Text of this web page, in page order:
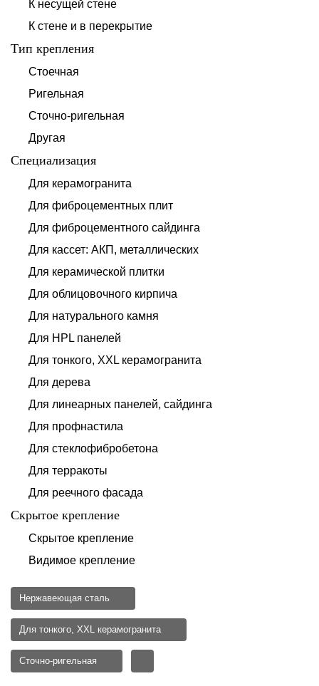
К несущей стене
К стене и в перекрытие
Тип крепления
Стоечная
Ригельная
Сточно-ригельная
Другая
Специализация
Для керамогранита
Для фиброцементных плит
Для фиброцементного сайдинга
Для кассет: АКП, металлических
Для керамической плитки
Для облицовочного кирпича
Для натурального камня
Для HPL панелей
Для тонкого, XXL керамогранита
Для дерева
Для линеарных панелей, сайдинга
Для профнастила
Для стеклофибробетона
Для терракоты
Для реечного фасада
Скрытое крепление
Скрытое крепление
Видимое крепление
Нержавеющая сталь
Для тонкого, XXL керамогранита
Сточно-ригельная